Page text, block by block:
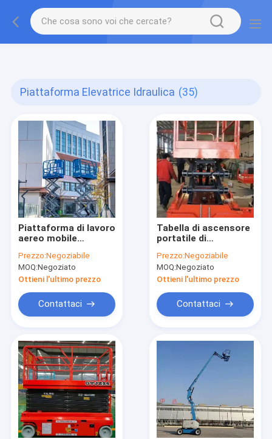
gtag('config', 'G-QWE9HWC3PF', {cookie_flags:
"SameSite=None;Secure"});
Piattaforma Elevatrice Idraulica (35)
Piattaforma di lavoro
aereo mobile
affidabile della
piattaforma
elevatrice 2.2kw
Prezzo:Negoziabile
MOQ:Negoziato
Ottieni l'ultimo prezzo
Contattaci
Tabella di ascensore
portatile di
piccola Mini Mobile
Scissor Lift Platform
idraulico
Prezzo:Negoziabile
MOQ:Negoziato
Ottieni l'ultimo prezzo
Contattaci